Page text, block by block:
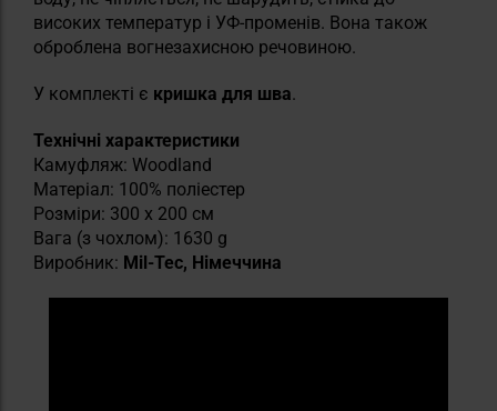
високих температур і УФ-променів. Вона також
оброблена вогнезахисною речовиною.
У комплекті є кришка для шва.
Технічні характеристики
Камуфляж: Woodland
Матеріал: 100% поліестер
Розміри: 300 х 200 см
Вага (з чохлом): 1630 g
Виробник: Mil-Tec, Німеччина